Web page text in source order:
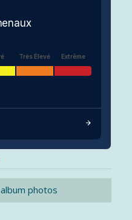
Très Élevé Extrême
photos